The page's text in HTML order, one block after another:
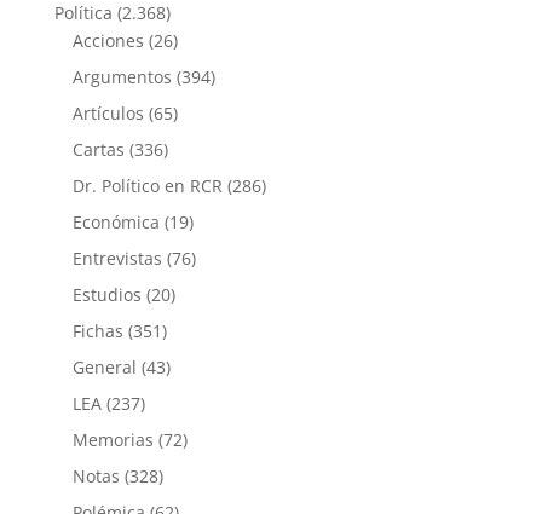
Política (2.368)
Acciones (26)
Argumentos (394)
Artículos (65)
Cartas (336)
Dr. Político en RCR (286)
Económica (19)
Entrevistas (76)
Estudios (20)
Fichas (351)
General (43)
LEA(237)
Memorias (72)
Notas (328)